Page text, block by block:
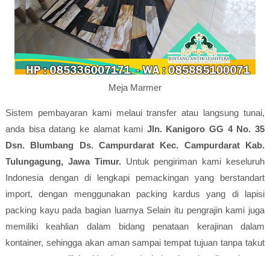
Meja Marmer
Sistem pembayaran kami melaui transfer atau langsung tunai,
anda bisa datang ke alamat kami Jln. Kanigoro GG 4 No. 35
Dsn. Blumbang Ds. Campurdarat Kec. Campurdarat Kab.
Tulungagung, Jawa Timur.Untuk pengiriman kami keseluruh
Indonesia dengan di lengkapi pemackingan yang berstandart
import, dengan menggunakan packing kardus yang di lapisi
packing kayu pada bagian luarnya Selain itu pengrajin kami juga
memiliki keahlian dalam bidang penataan kerajinan dalam
kontainer, sehingga akan aman sampai tempat tujuan tanpa takut